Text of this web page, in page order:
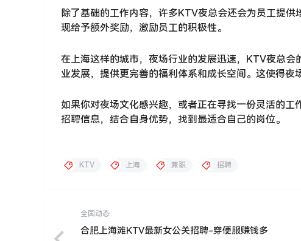
除了基础的工作内容，许多KTV夜总会还会为员工提
现给予额外奖励，激励员工的积极性。
在上海这样的城市，夜场行业的发展迅速，KTV夜总
业发展，提供更完善的福利体系和成长空间。这使得夜
如果你对夜场文化感兴趣，或者正在寻找一份灵活的
招聘信息，结合自身优势，找到最适合自己的岗位。
KTV 上海 兼职 招聘
全国动态
合肥上海滩KTV最新女公关招聘-穿便服赚钱多